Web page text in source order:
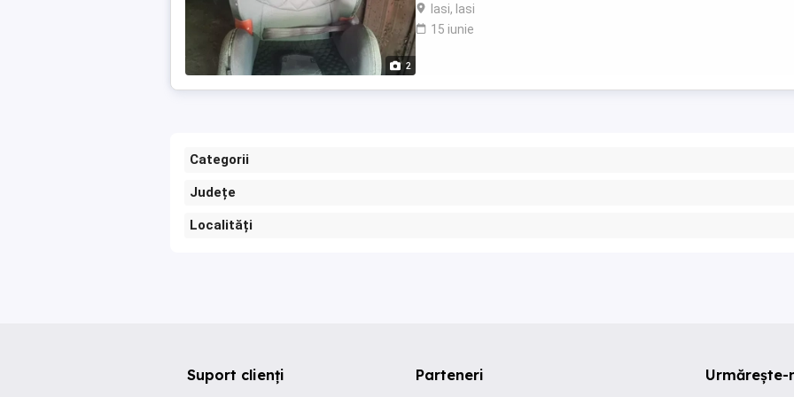
2
Iasi, Iasi
15 iunie
Categorii
Județe
Localități
Urmărește-
Suport clienți Parteneri